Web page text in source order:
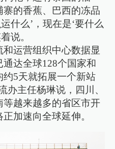
的香蕉、巴西的冻品
什么’，现在是‘要什么
说。
运营组织中心数据显
达全球128个国家和
约5天就拓展一个新站
办主任杨琳说，四川、
越来越多的省区市开
加速向全球延伸。